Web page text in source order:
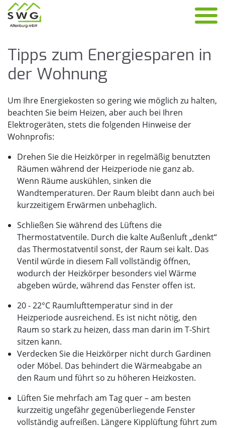
Tipps zum En­er­gie­spa­ren in
der Woh­nung
Um Ihre Energiekosten so gering wie möglich zu halten,
beachten Sie beim Heizen, aber auch bei Ihren
Elektrogeräten, stets die folgenden Hinweise der
Wohnprofis:
Drehen Sie die Heizkörper in regelmäßig benutzten
Räumen während der Heizperiode nie ganz ab.
Wenn Räume auskühlen, sinken die
Wandtemperaturen. Der Raum bleibt dann auch bei
kurzzeitigem Erwärmen unbehaglich.
Schließen Sie während des Lüftens die
Thermostatventile. Durch die kalte Außenluft „denkt“
das Thermostatventil sonst, der Raum sei kalt. Das
Ventil würde in diesem Fall vollständig öffnen,
wodurch der Heizkörper besonders viel Wärme
abgeben würde, während das Fenster offen ist.
20 - 22°C Raumlufttemperatur sind in der
Heizperiode ausreichend. Es ist nicht nötig, den
Raum so stark zu heizen, dass man darin im T-Shirt
sitzen kann.
Verdecken Sie die Heizkörper nicht durch Gardinen
oder Möbel. Das behindert die Wärmeabgabe an
den Raum und führt so zu höheren Heizkosten.
Lüften Sie mehrfach am Tag quer – am besten
kurzzeitig ungefähr gegenüberliegende Fenster
vollständig aufreißen. Längere Kipplüftung führt zum